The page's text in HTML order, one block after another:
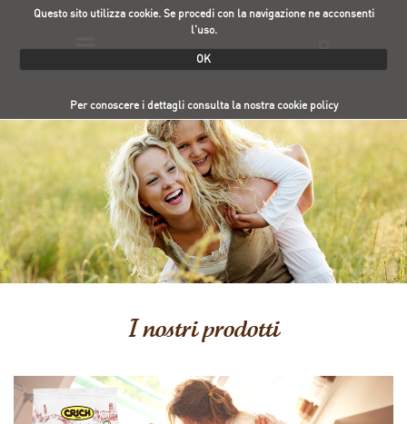
Questo sito utilizza cookie. Se procedi con la navigazione ne acconsenti
l'uso.
OK
Per conoscere i dettagli consulta la nostra cookie policy
I nostri prodotti